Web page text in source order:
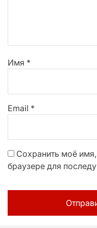
Имя *
Email *
Сохранить моё
браузере для